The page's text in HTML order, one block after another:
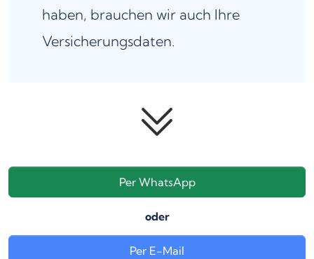
haben, brauchen wir auch Ihre
Versicherungsdaten.
Per WhatsApp
oder
Per E-Mail